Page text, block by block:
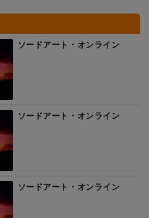
ソードアート・オンライン
ソードアート・オンライン
ソードアート・オンライン